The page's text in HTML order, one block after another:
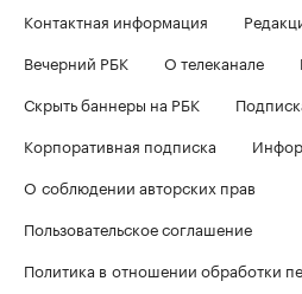
Контактная информация
Вечерний РБК
О телеканале
Скрыть баннеры на РБК
Корпоративная подписка
О соблюдении авторских прав
Пользовательское соглашение
Политика в отношении обработки